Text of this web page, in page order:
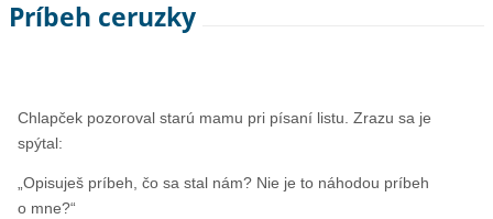
Príbeh ceruzky
Chlapček pozoroval starú mamu pri písaní listu. Zrazu sa je
spýtal:
„Opisuješ príbeh, čo sa stal nám? Nie je to náhodou príbeh
o mne?“